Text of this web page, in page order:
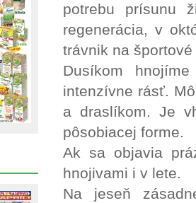
potrebu prísunu
regenerácia, v
trávnik na
Dusíkom
intenzívne rásť.
a draslíkom. Je
pôsobiacej forme.
Ak sa objavia
hnojivami i v lete.
Na jeseň